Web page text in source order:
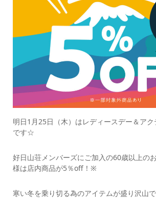
明日1月25日（木）はレディースデー＆ア
です☆
好日山荘メンバーズにご加入の60歳以上の
様は店内商品が5％off！※
寒い冬を乗り切る為のアイテムが盛り沢山